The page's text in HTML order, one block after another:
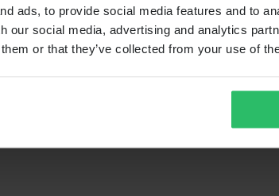
ads, to provide social media features and to
our social media, advertising and analytics
or that they’ve collected from your use of